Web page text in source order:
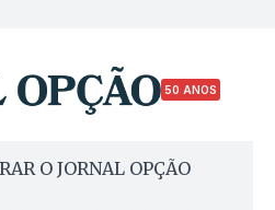
50 ANOS
O JORNAL OPÇÃO